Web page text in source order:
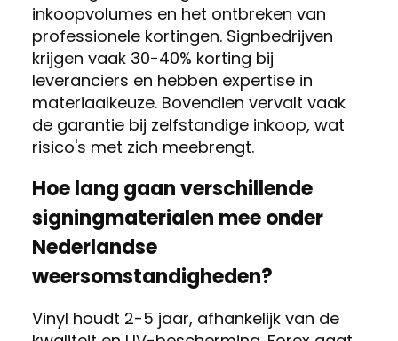
inkoopvolumes en het ontbreken van
professionele kortingen. Signbedrijven
krijgen vaak 30-40% korting bij
leveranciers en hebben expertise in
materiaalkeuze. Bovendien vervalt vaak
de garantie bij zelfstandige inkoop, wat
risico's met zich meebrengt.
Hoe lang gaan verschillende
signingmaterialen mee onder
Nederlandse
weersomstandigheden?
Vinyl houdt 2-5 jaar, afhankelijk van de